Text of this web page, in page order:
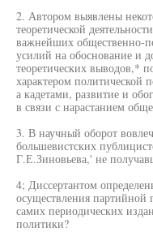
2. Автором выявлены
теоретической
важнейших общественно-
усилий на обоснование и
теоретических выводов,*
характером политической
а кадетами, развитие и
в связи с нарастанием
3. В научный оборот
большевистских
Г.Е.Зиновьева,' не
4; Диссертантом
осуществления партийной
самих периодических
политики?